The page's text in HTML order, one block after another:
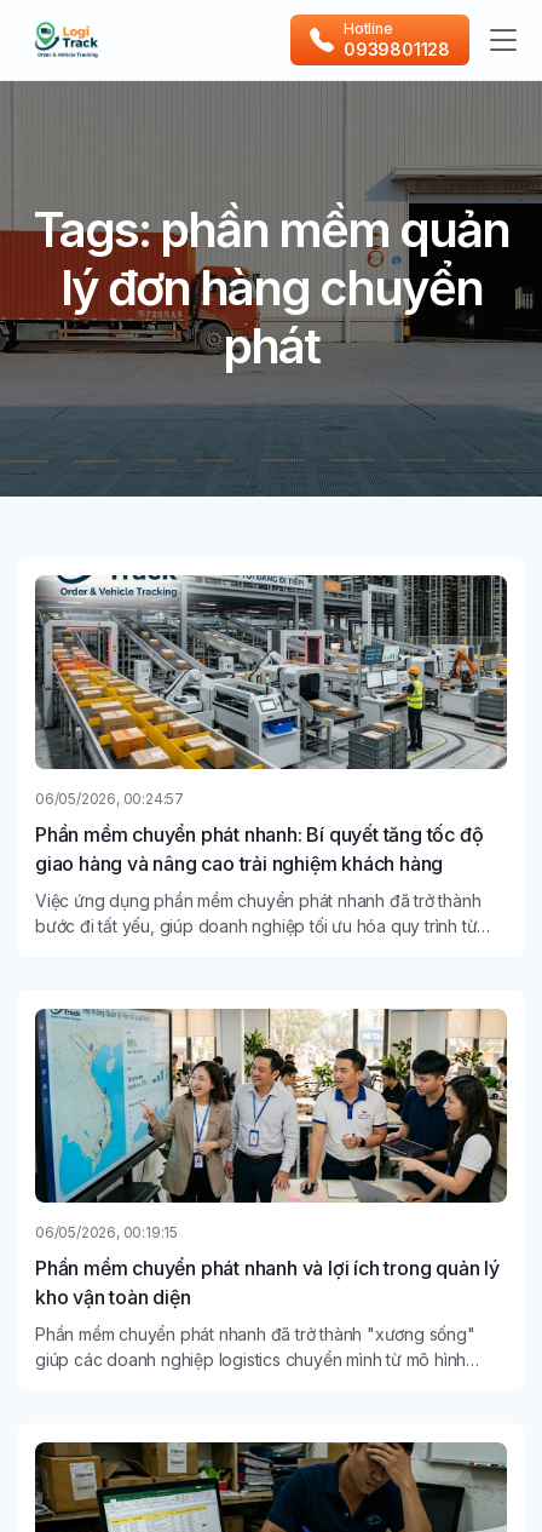
Hotline
0939801128
Tags: phần mềm quản
lý đơn hàng chuyển
phát
06/05/2026, 00:24:57
Phần mềm chuyển phát nhanh: Bí quyết tăng tốc độ
giao hàng và nâng cao trải nghiệm khách hàng
Việc ứng dụng phần mềm chuyển phát nhanh đã trở thành
bước đi tất yếu, giúp doanh nghiệp tối ưu hóa quy trình từ
06/05/2026, 00:19:15
Phần mềm chuyển phát nhanh và lợi ích trong quản lý
kho vận toàn diện
Phần mềm chuyển phát nhanh đã trở thành "xương sống"
giúp các doanh nghiệp logistics chuyển mình từ mô hình